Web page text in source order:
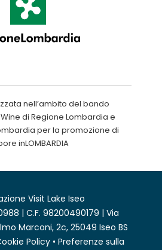
nell’ambito del bando
di Regione Lombardia e
per la promozione di
inLOMBARDIA
Visit Lake Iseo
| C.F. 98200490179 | Via
Marconi, 2c, 25049 Iseo BS
Policy • Preferenze sulla